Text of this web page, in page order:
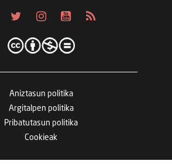
Aniztasun politika
Argitalpen politika
Pribatutasun politika
Cookieak